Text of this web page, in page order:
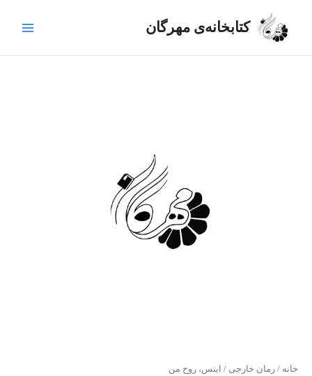
کتابخانه‌ی مهرگان
خانه / رمان خارجی / اینس، روح من